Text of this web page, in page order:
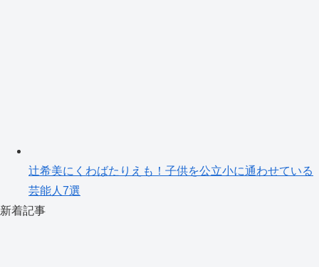
辻希美にくわばたりえも！子供を公立小に通わせている
芸能人7選
新着記事